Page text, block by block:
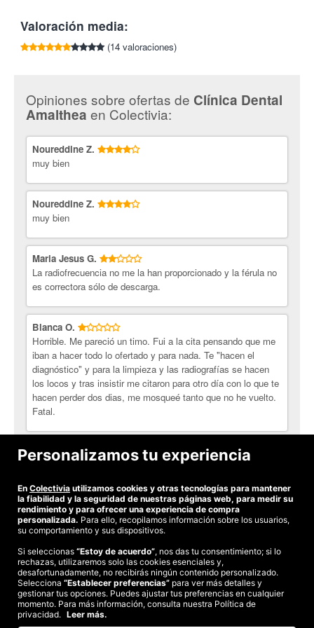
más innovadoras utilizando sólo materiales de la mejor calidad.
Garantía de retirada del Skyce gratuita de por vida.
Valoración media:
(14 valoraciones)
Opiniones sobre ofertas de Clínica Dental
Amalthea en Colectivia:
Noureddine Z.
muy bien
Noureddine Z.
muy bien
Maria Jesus G.
La radiofrecuencia no me la han proporcionado y la férula no
es correctora sólo de descarga.
Blanca O.
Horrible. Me pareció un timo. Fui a la cita pensando que me
iban a hacer todo lo ofertado y para nada. Te "hacen el
diagnóstico" y para la limpieza y las radiografías se hacen
los locos y tras insistir me citaron para otro día con lo que te
hacen perder dos dias, me mosqueé tanto que no he vuelto.
Fatal.
Mónica C.
El trato recibido en general, no me ha parecido adecuado.
Ver todas las opiniones
©2026 Colectivia
Términos y condiciones|Política de privacidad|Política de cookies
Estudio turismo de verano 2020
Personalizamos tu experiencia
En Colectivia utilizamos cookies y otras tecnologías para mantener
la fiabilidad y la seguridad de nuestras páginas web, para medir su
rendimiento y para ofrecer una experiencia de compra
personalizada. Para ello, recopilamos información sobre los usuarios,
su comportamiento y sus dispositivos.
Si seleccionas “Estoy de acuerdo”, nos das tu consentimiento; si lo
rechazas, utilizaremos solo las cookies esenciales y,
desafortunadamente, no recibirás ningún contenido personalizado.
Selecciona “Establecer preferencias” para ver más detalles y
gestionar tus opciones. Puedes ajustar tus preferencias en cualquier
momento. Para más información, consulta nuestra Política de
privacidad. Leer más.